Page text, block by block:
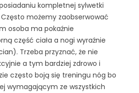
kompletnej sylwetki
możemy zaobserwować
osoba ma pokaźnie
część ciała a nogi wyraźnie
Trzeba przyznać, że nie
a tym bardziej zdrowo i
często boją się treningu nóg bo
wymagającym ze wszystkich